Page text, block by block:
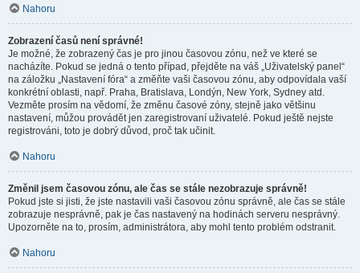
Nahoru
Zobrazení časů není správné!
Je možné, že zobrazený čas je pro jinou časovou zónu, než ve které se
nacházíte. Pokud se jedná o tento případ, přejděte na váš „Uživatelský panel“
na záložku „Nastavení fóra“ a změňte vaši časovou zónu, aby odpovídala vaší
konkrétní oblasti, např. Praha, Bratislava, Londýn, New York, Sydney atd.
Vezměte prosím na vědomí, že změnu časové zóny, stejně jako většinu
nastavení, můžou provádět jen zaregistrovaní uživatelé. Pokud ještě nejste
registrováni, toto je dobrý důvod, proč tak učinit.
Nahoru
Změnil jsem časovou zónu, ale čas se stále nezobrazuje správně!
Pokud jste si jisti, že jste nastavili vaši časovou zónu správně, ale čas se stále
zobrazuje nesprávně, pak je čas nastavený na hodinách serveru nesprávný.
Upozorněte na to, prosím, administrátora, aby mohl tento problém odstranit.
Nahoru